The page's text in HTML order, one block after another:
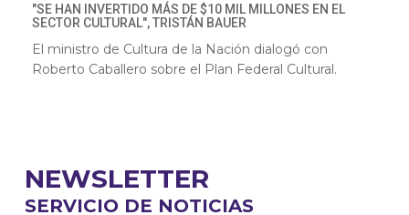
"SE HAN INVERTIDO MÁS DE $10 MIL MILLONES EN EL
SECTOR CULTURAL", TRISTÁN BAUER
El ministro de Cultura de la Nación dialogó con
Roberto Caballero sobre el Plan Federal Cultural.
NEWSLETTER
SERVICIO DE NOTICIAS